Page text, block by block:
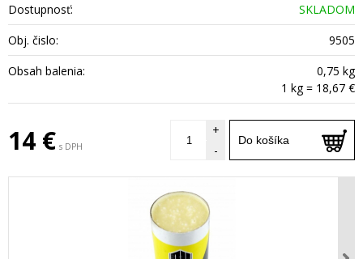
Dostupnosť:
SKLADOM
Obj. čislo:
9505
Obsah balenia:
0,75 kg
1 kg = 18,67 €
14 € s DPH Do košíka
+
-